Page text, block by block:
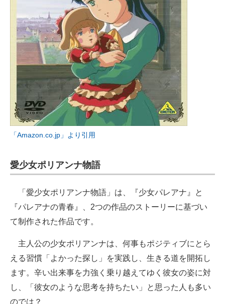
「Amazon.co.jp」より引用
愛少女ポリアンナ物語
「愛少女ポリアンナ物語」は、『少女パレアナ』と
『パレアナの青春』、2つの作品のストーリーに基づい
て制作された作品です。
主人公の少女ポリアンナは、何事もポジティブにとら
える習慣「よかった探し」を実践し、生きる道を開拓し
ます。辛い出来事を力強く乗り越えてゆく彼女の姿に対
し、「彼女のような思考を持ちたい」と思った人も多い
のでは？